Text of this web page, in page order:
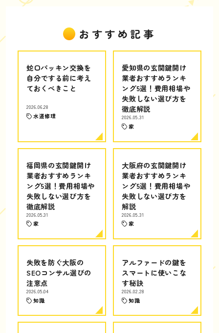
おすすめ記事
蛇口パッキン交換を
自分でする前に考え
ておくべきこと
2026.06.28
水道修理
愛知県の玄関鍵開け
業者おすすめランキ
ング5選！費用相場や
失敗しない選び方を
徹底解説
2026.05.31
家
福岡県の玄関鍵開け
業者おすすめランキ
ング5選！費用相場や
失敗しない選び方を
徹底解説
2026.05.31
家
大阪府の玄関鍵開け
業者おすすめランキ
ング5選！費用相場や
失敗しない選び方を
解説
2026.05.31
家
失敗を防ぐ大阪の
SEOコンサル選びの
注意点
2026.05.04
知識
アルファードの鍵を
スマートに使いこな
す秘訣
2026.02.28
知識